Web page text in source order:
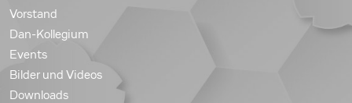
Vorstand
Dan-Kollegium
Events
Bilder und Videos
Downloads